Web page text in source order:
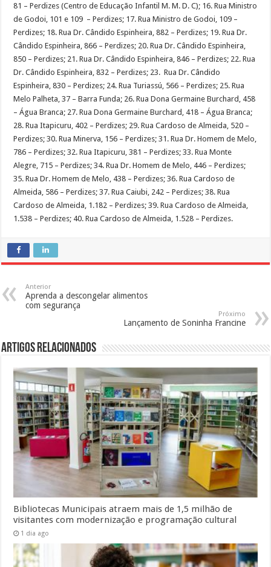
81 – Perdizes (Centro de Educação Infantil M. M. D. C); 16. Rua Ministro
de Godoi, 101 e 109 – Perdizes; 17. Rua Ministro de Godoi, 109 –
Perdizes; 18. Rua Dr. Cândido Espinheira, 882 – Perdizes; 19. Rua Dr.
Cândido Espinheira, 866 – Perdizes; 20. Rua Dr. Cândido Espinheira,
850 – Perdizes; 21. Rua Dr. Cândido Espinheira, 846 – Perdizes; 22. Rua
Dr. Cândido Espinheira, 832 – Perdizes; 23. Rua Dr. Cândido
Espinheira, 830 – Perdizes; 24. Rua Turiassú, 566 – Perdizes; 25. Rua
Melo Palheta, 37 – Barra Funda; 26. Rua Dona Germaine Burchard, 458
– Água Branca; 27. Rua Dona Germaine Burchard, 418 – Água Branca;
28. Rua Itapicuru, 402 – Perdizes; 29. Rua Cardoso de Almeida, 520 –
Perdizes; 30. Rua Minerva, 156 – Perdizes; 31. Rua Dr. Homem de Melo,
786 – Perdizes; 32. Rua Itapicuru, 381 – Perdizes; 33. Rua Monte
Alegre, 715 – Perdizes; 34. Rua Dr. Homem de Melo, 446 – Perdizes;
35. Rua Dr. Homem de Melo, 438 – Perdizes; 36. Rua Cardoso de
Almeida, 586 – Perdizes; 37. Rua Caiubi, 242 – Perdizes; 38. Rua
Cardoso de Almeida, 1.182 – Perdizes; 39. Rua Cardoso de Almeida,
1.538 – Perdizes; 40. Rua Cardoso de Almeida, 1.528 – Perdizes.
Anterior
Aprenda a descongelar alimentos
com segurança
Próximo
Lançamento de Soninha Francine
Artigos Relacionados
Bibliotecas Municipais atraem mais de 1,5 milhão de
visitantes com modernização e programação cultural
1 dia ago